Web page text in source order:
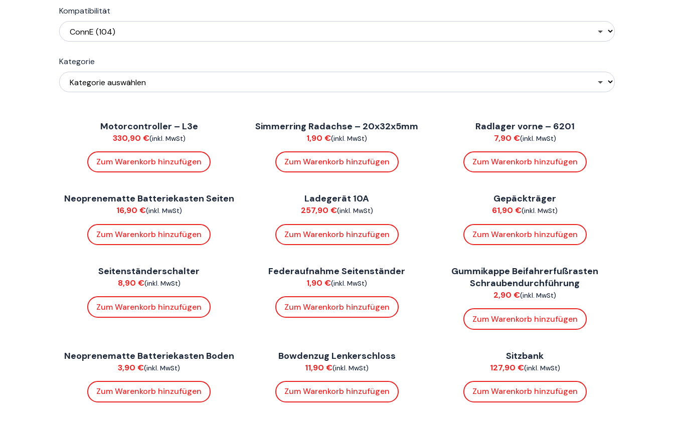
Kompatibilität
Kategorie
Motorcontroller – L3e
330,90 €(inkl. MwSt)
Zum Warenkorb hinzufügen
Fahrwerk / Felgen
Simmerring Radachse – 20x32x5mm
1,90€(inkl. MwSt)
Zum Warenkorb hinzufügen
Fahrwerk / FelgenRadlager vorne – 6201
7,90 €(inkl. MwSt)
Zum Warenkorb hinzufügen
Verkleidung
Neoprenematte Batteriekasten Seiten
16,90 €(inkl. MwSt)
Zum Warenkorb hinzufügen
Ladegerät 10A
257,90 €(inkl. MwSt)
Zum Warenkorb hinzufügen
Gepäckträger
61,90€(inkl. MwSt)
Zum Warenkorb hinzufügen
Seitenständerschalter
8,90 €(inkl. MwSt)
Zum Warenkorb hinzufügen
Verkleidung
Federaufnahme Seitenständer
1,90€(inkl. MwSt)
Zum Warenkorb hinzufügen
Verkleidung
Gummikappe Beifahrerfußrasten
Schraubendurchführung
2,90€(inkl. MwSt)
Zum Warenkorb hinzufügen
Verkleidung
Neoprenematte Batteriekasten Boden
3,90€(inkl. MwSt)
Zum Warenkorb hinzufügen
VerkleidungBowdenzug Lenkerschloss
11,90€(inkl. MwSt)
Zum Warenkorb hinzufügen
Sitzbank
127,90 €(inkl. MwSt)
Zum Warenkorb hinzufügen